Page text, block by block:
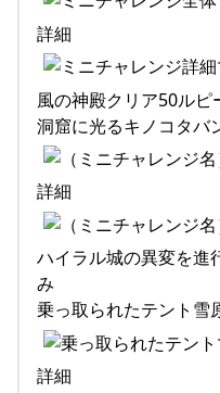
詳細
風の神殿クリア50ルピ
洞窟に光るキノコタバ
詳細
ハイラル城の異変を進
み
乗っ取られたテント雪
詳細